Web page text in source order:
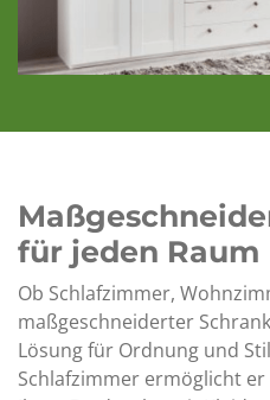
für jeden Raum
Ob Schlafzimmer,
maßgeschneiderter
Lösung für Ordnung und
Schlafzimmer ermöglicht